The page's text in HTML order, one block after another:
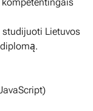
Lietuvos